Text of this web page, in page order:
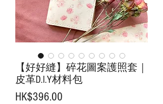
【好好縫】碎花圖案護照套｜
皮革D.I.Y材料包
HK$396.00